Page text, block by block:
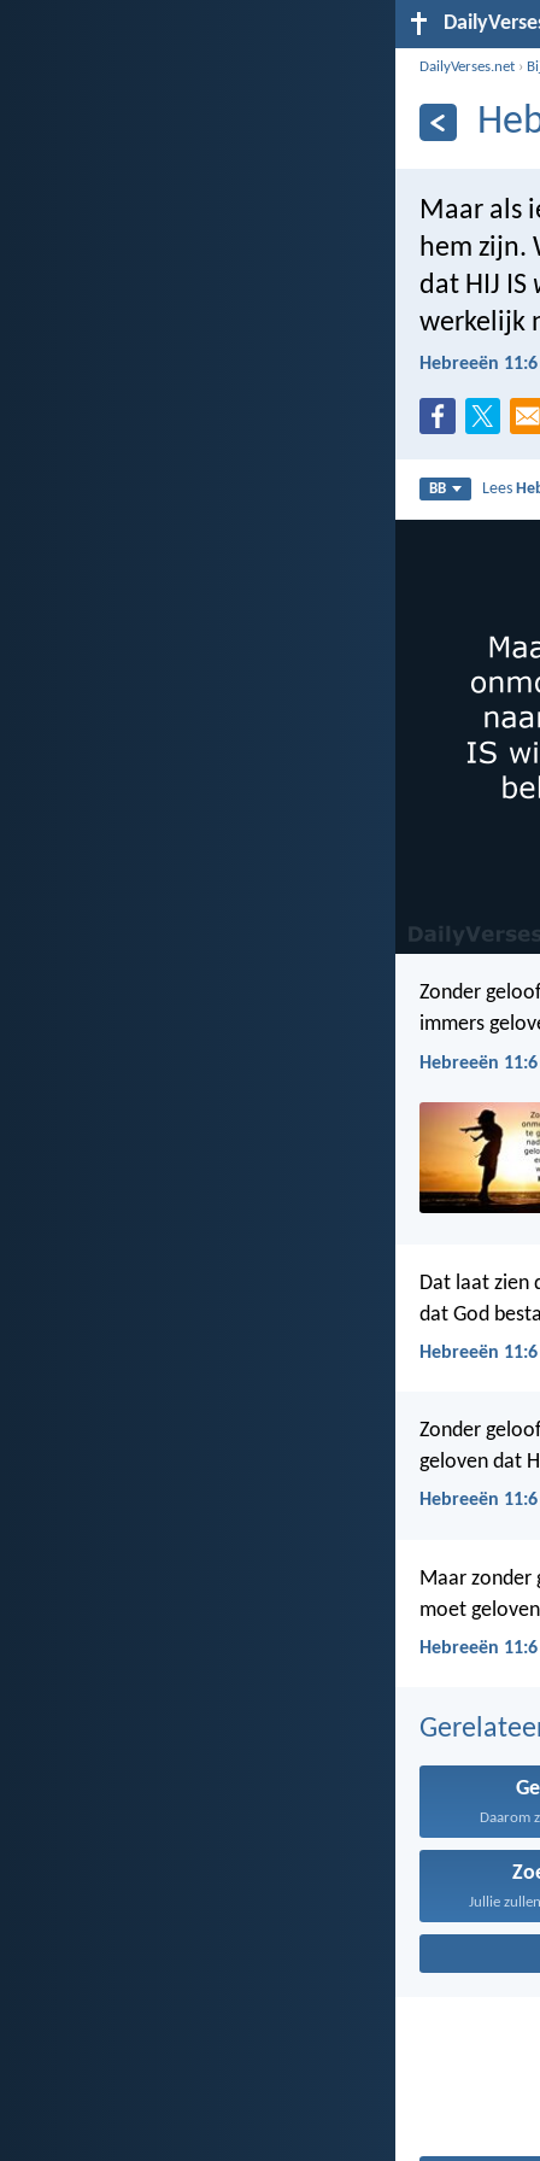
DailyVerses.net ›
Maar als
hem zijn.
dat HIJ IS
werkelijk
Hebreeën 11:6
BB Lees
Zonder
immers
Hebreeën
Dat laat zien
dat God
Hebreeën 11:6
Zonder
geloven dat
Hebreeën 11:6
Maar zonder
moet
Hebreeën
Daarom
Jullie